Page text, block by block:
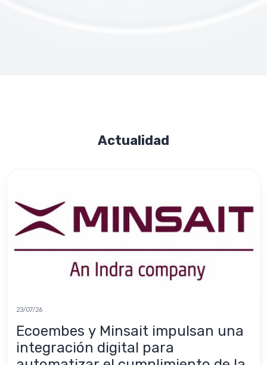
Actualidad
23/07/26
Ecoembes y Minsait impulsan una
integración digital para